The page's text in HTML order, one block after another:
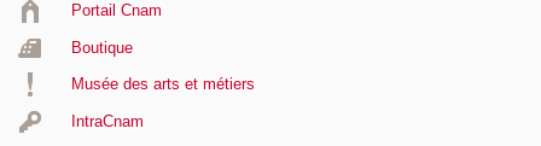
Portail Cnam
Boutique
Musée des arts et métiers
IntraCnam